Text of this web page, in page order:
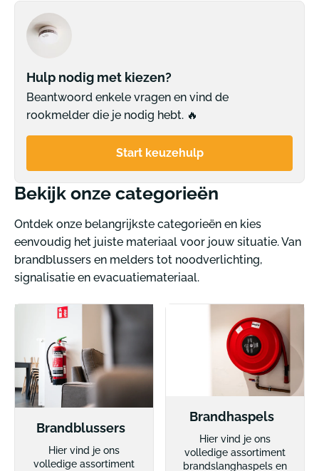
Hulp nodig met kiezen?
Beantwoord enkele vragen en vind de
rookmelder die je nodig hebt. 🔥
Start keuzehulp
Bekijk onze categorieën
Ontdek onze belangrijkste categorieën en kies
eenvoudig het juiste materiaal voor jouw situatie. Van
brandblussers en melders tot noodverlichting,
signalisatie en evacuatiemateriaal.
Brandblussers
Hier vind je ons
volledige assortiment
Brandhaspels
Hier vind je ons
volledige assortiment
brandslanghaspels en